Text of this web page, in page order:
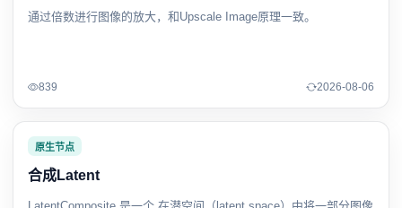
通过倍数进行图像的放大，和Upscale Image原理一致。
839 2026-08-06
原生节点
合成Latent